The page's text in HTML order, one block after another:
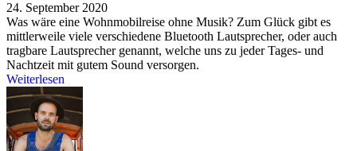
24. September 2020
Was wäre eine Wohnmobilreise ohne Musik? Zum Glück gibt es
mittlerweile viele verschiedene Bluetooth Lautsprecher, oder auch
tragbare Lautsprecher genannt, welche uns zu jeder Tages- und
Nachtzeit mit gutem Sound versorgen.
Weiterlesen